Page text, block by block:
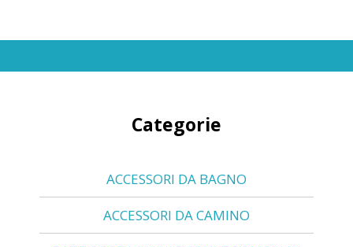
Categorie
ACCESSORI DA BAGNO
ACCESSORI DA CAMINO